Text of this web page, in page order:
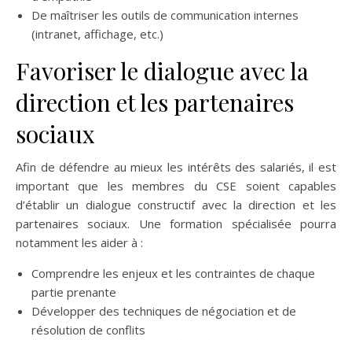
De maîtriser les outils de communication internes
(intranet, affichage, etc.)
Favoriser le dialogue avec la
direction et les partenaires
sociaux
Afin de défendre au mieux les intérêts des salariés, il est
important que les membres du CSE soient capables
d’établir un dialogue constructif avec la direction et les
partenaires sociaux. Une formation spécialisée pourra
notamment les aider à :
Comprendre les enjeux et les contraintes de chaque
partie prenante
Développer des techniques de négociation et de
résolution de conflits